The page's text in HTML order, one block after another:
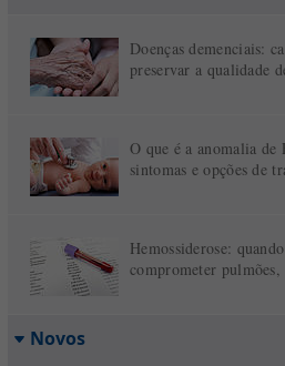
Doenças demenciais:
preservar a qualidade
O que é a anomalia de
sintomas e opções de
Hemossiderose:
comprometer
Novos